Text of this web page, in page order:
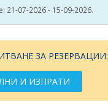
21-07-2026 - 15-09-2026.
ЗА РЕЗЕРВАЦИИ:
И ИЗПРАТИ